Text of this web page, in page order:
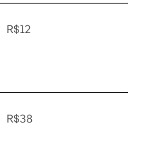
R$12
R$38